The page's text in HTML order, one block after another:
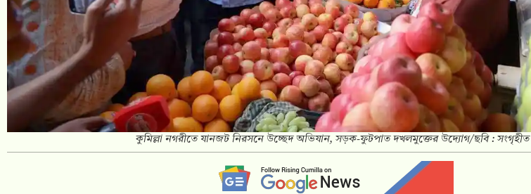
কুমিল্লা নগরীতে যানজট নিরসনে উচ্ছেদ অভিযান, সড়ক-ফুটপাত দখলমুক্তের উদ্যোগ/ছবি : সংগৃহীত